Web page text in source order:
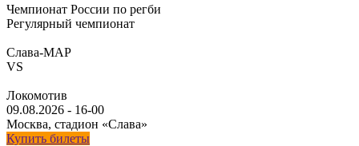
Чемпионат России по регби
Регулярный чемпионат
Слава-МАР
VS
Локомотив
09.08.2026 - 16-00
Москва, стадион «Слава»
Купить билеты